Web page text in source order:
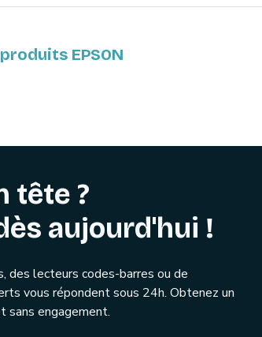
EPSON
tête ?
aujourd'hui !
des lecteurs codes-barres ou de
vous répondent sous 24h. Obtenez un
sans engagement.